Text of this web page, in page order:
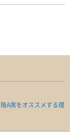
A席をオススメする理